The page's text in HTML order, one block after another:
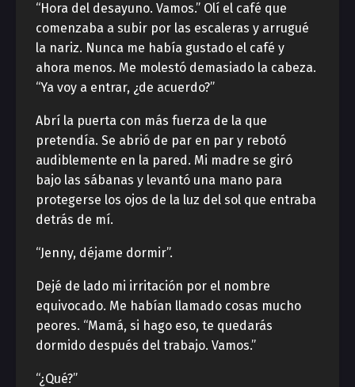
“Hora del desayuno. Vamos.” Olí el café que
comenzaba a subir por las escaleras y arrugué
la nariz. Nunca me había gustado el café y
ahora menos. Me molestó demasiado la cabeza.
“Ya voy a entrar, ¿de acuerdo?”
Abrí la puerta con más fuerza de la que
pretendía. Se abrió de par en par y rebotó
audiblemente en la pared. Mi madre se giró
bajo las sábanas y levantó una mano para
protegerse los ojos de la luz del sol que entraba
detrás de mí.
“Jenny, déjame dormir”.
Dejé de lado mi irritación por el nombre
equivocado. Me habían llamado cosas mucho
peores. “Mamá, si hago eso, te quedarás
dormido después del trabajo. Vamos.”
“¿Qué?”